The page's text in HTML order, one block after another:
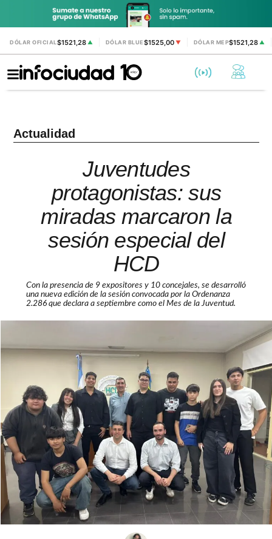
DÓLAR OFICIAL$1521,28 ▲ DÓLAR BLUE$1525,00 ▼ DÓLAR MEP$1521,28▲
Actualidad
Juventudes
protagonistas: sus
miradas marcaron la
sesión especial del
HCD
Con la presencia de 9 expositores y 10 concejales, se desarrolló
una nueva edición de la sesión convocada por la Ordenanza
2.286 que declara a septiembre como el Mes de la Juventud.